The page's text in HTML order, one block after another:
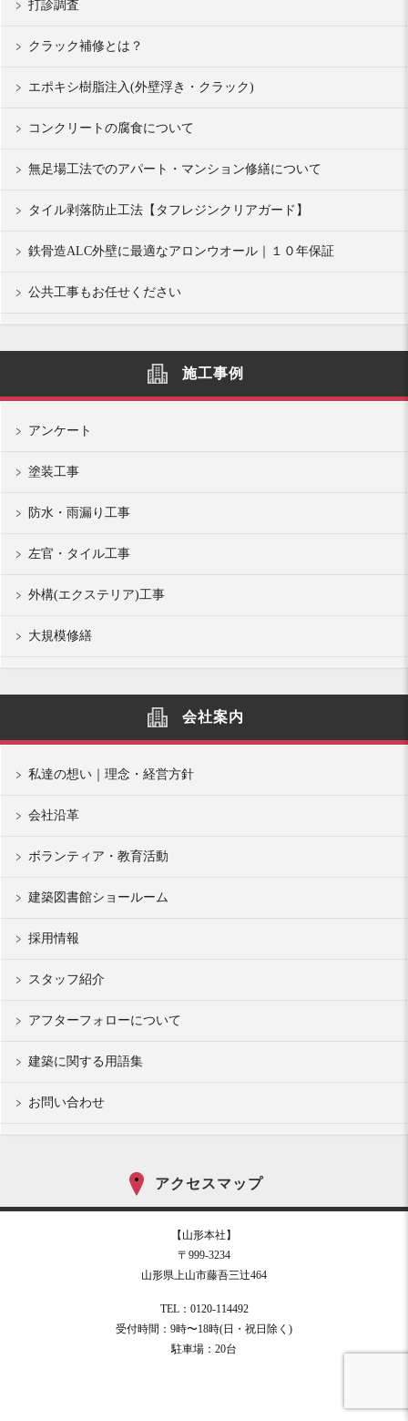
打診調査
クラック補修とは？
エポキシ樹脂注入(外壁浮き・クラック)
コンクリートの腐食について
無足場工法でのアパート・マンション修繕について
タイル剥落防止工法【タフレジンクリアガード】
鉄骨造ALC外壁に最適なアロンウオール｜１０年保証
公共工事もお任せください
施工事例
アンケート
塗装工事
防水・雨漏り工事
左官・タイル工事
外構(エクステリア)工事
大規模修繕
会社案内
私達の想い｜理念・経営方針
会社沿革
ボランティア・教育活動
建築図書館ショールーム
採用情報
スタッフ紹介
アフターフォローについて
建築に関する用語集
お問い合わせ
アクセスマップ
【山形本社】
〒999-3234
山形県上山市藤吾三辻464
TEL：0120-114492
受付時間：9時〜18時(日・祝日除く)
駐車場：20台